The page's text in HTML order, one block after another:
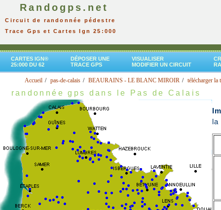
Randogps.net
Circuit de randonnée pédestre
Trace Gps et Cartes Ign 25:000
CARTES IGN®
25:000 DU 62
DÉPOSER UNE
TRACE GPS
VISUALISER
MODIFIER UN CIRCUIT
Accueil pas-de-calais BEAURAINS - LE BLANC MIROIR télécharger la
randonnée gps dans le Pas de Calais
la